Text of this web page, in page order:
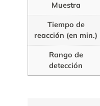
Muestra
Tiempo de
reacción (en min.)
Rango de
detección